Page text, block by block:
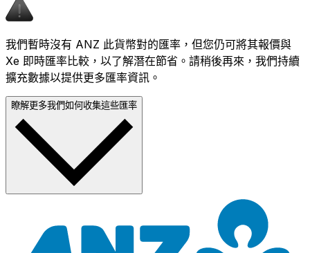
我們暫時沒有 ANZ 此貨幣對的匯率，但您仍可將其報價與
Xe 即時匯率比較，以了解潛在節省。請稍後再來，我們持續
擴充數據以提供更多匯率資訊。
瞭解更多我們如何收集這些匯率